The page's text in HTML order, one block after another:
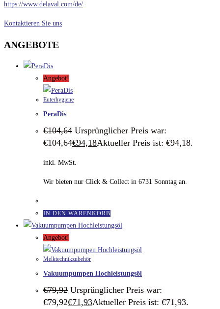
https://www.delaval.com/de/
Kontaktieren Sie uns
ANGEBOTE
Angebot!
Euterhygiene
PeraDis
€104,64 Ursprünglicher Preis war:
€104,64€94,18Aktueller Preis ist: €94,18.
inkl. MwSt.
Wir bieten nur Click & Collect in 6731 Sonntag an.
IN DEN WARENKORB
Angebot!
Melktechnikzubehör
Vakuumpumpen Hochleistungsöl
€79,92 Ursprünglicher Preis war:
€79,92€71,93Aktueller Preis ist: €71,93.